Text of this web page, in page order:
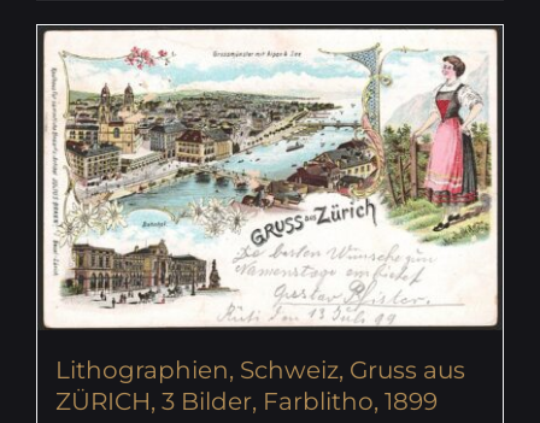
Lithographien, Schweiz, Gruss aus
ZÜRICH, 3 Bilder, Farblitho, 1899